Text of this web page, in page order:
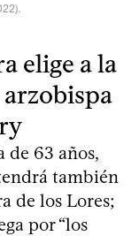
elige a la
de 63 años,
también
de los Lores;
por “los